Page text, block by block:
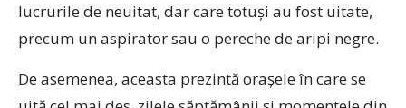
lucrurile de neuitat, dar care totuși au fost uitate,
precum un aspirator sau o pereche de aripi negre.
De asemenea, aceasta prezintă orașele în care se